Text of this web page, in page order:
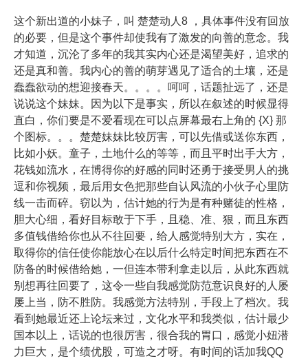
这个新出道的小妹子，叫 楚楚动人8 ，具体事件没有回放
的必要，但是这个事件却使我有了激发的向善的意念。我
才知道，沉沦了多年的我其实内心还是渴望美好，追求的
还是真和善。我内心的善的萌芽遇见了适合的土壤，还是
蠢蠢欲动的想迎接春天。。。。呵呵，话题扯远了，还是
说说这个妹妹。因为以下是事实，所以在叙述的时候显得
直白，你们要是不爱看现在可以点屏幕最右上角的 {X} 那
个图标。。。楚楚妹妹比较厉害，可以先借或送你东西，
比如小妖。童子，土地什么的等等，而且平时出手大方，
花钱如流水，在博得你的好感的同时还勇于接受男人的挑
逗和你视频，最后用女色把那些自认风流的小伙子心里防
线一击而碎。窃以为，估计她的行为是有种赌徒的性格，
胆大心细，看好目标敢于下手，且稳、准、狠，而且东西
多值钱借给你也从不往回要，给人感觉特别大方，实在，
取得你的信任使你能放心在以后什么特定时间把东西在不
防备的时候借给她，一但连本带利拿走以后，从此东西就
别想再往回要了，这令一些自我感觉防范意识良好的人屡
屡上当，防不胜防。我感觉方法特别，手段上了档次。我
看到她最近还上论坛来过，文化水平和我类似，估计最少
国本以上，话说的也很厉害，很合我的胃口，感觉小妞潜
力巨大，是个绩优股，可造之才呀。有时间的话加我QQ